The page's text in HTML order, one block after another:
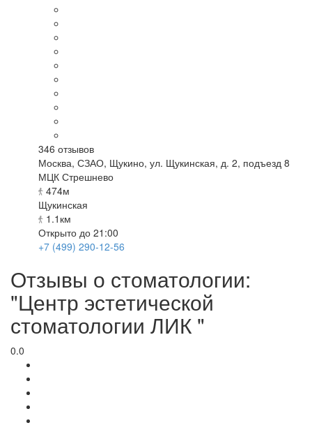
346 отзывов
Москва, СЗАО, Щукино, ул. Щукинская, д. 2, подъезд 8
МЦК Стрешнево
474м
Щукинская
1.1км
Открыто до 21:00
+7 (499) 290-12-56
Отзывы о стоматологии:
"Центр эстетической
стоматологии ЛИК "
0.0